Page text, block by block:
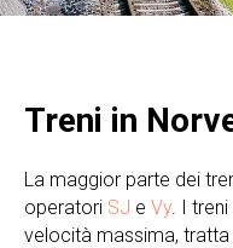
Treni in
La maggior parte dei
operatori SJ e Vy. I
velocità massima,